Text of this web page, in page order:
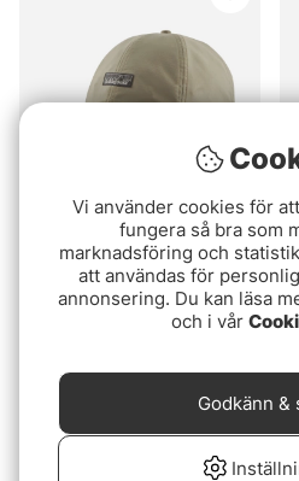
Patagonia Terrebonne
Hat - River Rock Green
499 kr
Vi använder cookies för
fungera så bra som
marknadsföring och
att användas för
annonsering. Du kan läsa
och i vår
Godkänn &